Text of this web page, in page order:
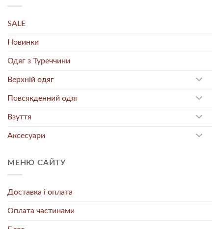
SALE
Новинки
Одяг з Туреччини
Верхній одяг
Повсякденний одяг
Взуття
Аксесуари
МЕНЮ САЙТУ
Доставка і оплата
Оплата частинами